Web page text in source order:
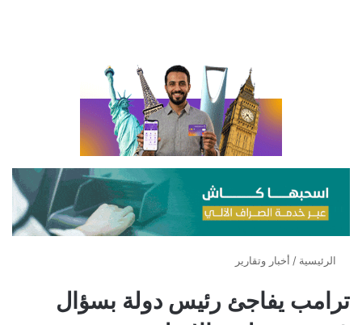
الرئيسية / أخبار وتقارير
ترامب يفاجئ رئيس دولة بسؤال